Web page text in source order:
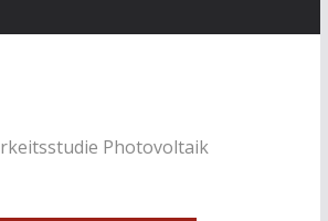
Photovoltaik